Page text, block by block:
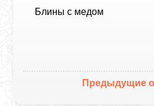
Блины с медом
Предыдущие